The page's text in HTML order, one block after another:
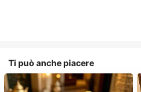
Ti può anche piacere